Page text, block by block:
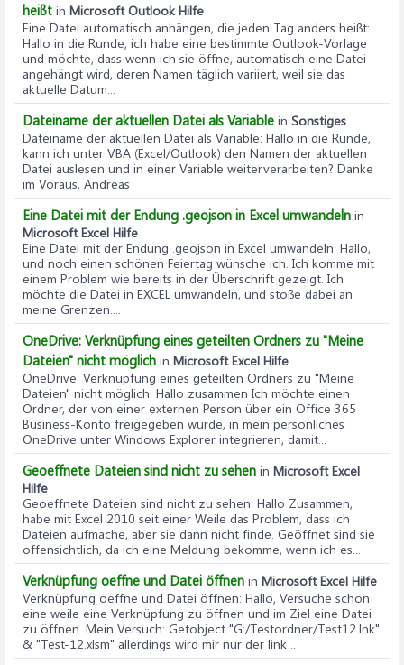
heißt in Microsoft Outlook Hilfe
Eine Datei automatisch anhängen, die jeden Tag anders heißt:
Hallo in die Runde, ich habe eine bestimmte Outlook-Vorlage
und möchte, dass wenn ich sie öffne, automatisch eine Datei
angehängt wird, deren Namen täglich variiert, weil sie das
aktuelle Datum...
Dateiname der aktuellen Datei als Variable in Sonstiges
Dateiname der aktuellen Datei als Variable: Hallo in die Runde,
kann ich unter VBA (Excel/Outlook) den Namen der aktuellen
Datei auslesen und in einer Variable weiterverarbeiten? Danke
im Voraus, Andreas
Eine Datei mit der Endung .geojson in Excel umwandeln in
Microsoft Excel Hilfe
Eine Datei mit der Endung .geojson in Excel umwandeln: Hallo,
und noch einen schönen Feiertag wünsche ich. Ich komme mit
einem Problem wie bereits in der Überschrift gezeigt. Ich
möchte die Datei in EXCEL umwandeln, und stoße dabei an
meine Grenzen....
OneDrive: Verknüpfung eines geteilten Ordners zu "Meine
Dateien" nicht möglich in Microsoft Excel Hilfe
OneDrive: Verknüpfung eines geteilten Ordners zu "Meine
Dateien" nicht möglich: Hallo zusammen Ich möchte einen
Ordner, der von einer externen Person über ein Office 365
Business-Konto freigegeben wurde, in mein persönliches
OneDrive unter Windows Explorer integrieren, damit...
Geoeffnete Dateien sind nicht zu sehen in Microsoft Excel
Hilfe
Geoeffnete Dateien sind nicht zu sehen: Hallo Zusammen,
habe mit Excel 2010 seit einer Weile das Problem, dass ich
Dateien aufmache, aber sie dann nicht finde. Geöffnet sind sie
offensichtlich, da ich eine Meldung bekomme, wenn ich es...
Verknüpfung oeffne und Datei öffnen in Microsoft Excel Hilfe
Verknüpfung oeffne und Datei öffnen: Hallo, Versuche schon
eine weile eine Verknüpfung zu öffnen und im Ziel eine Datei
zu öffnen. Mein Versuch: Getobject "G:/Testordner/Test12.lnk"
& "Test-12.xlsm" allerdings wird mir nur der link...